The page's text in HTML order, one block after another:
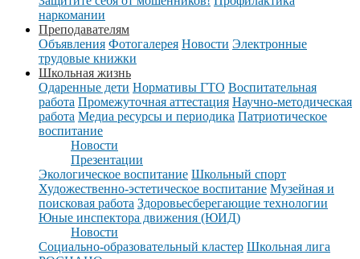
наркомании
Преподавателям
Объявления Фотогалерея Новости Электронные
трудовые книжки
Школьная жизнь
Одаренные дети Нормативы ГТО Воспитательная
работа Промежуточная аттестация Научно-методическая
работа Медиа ресурсы и периодика Патриотическое
воспитание
Новости
Презентации
Экологическое воспитание Школьный спорт
Художественно-эстетическое воспитание Музейная и
поисковая работа Здоровьесберегающие технологии
Юные инспектора движения (ЮИД)
Новости
Социально-образовательный кластер Школьная лига